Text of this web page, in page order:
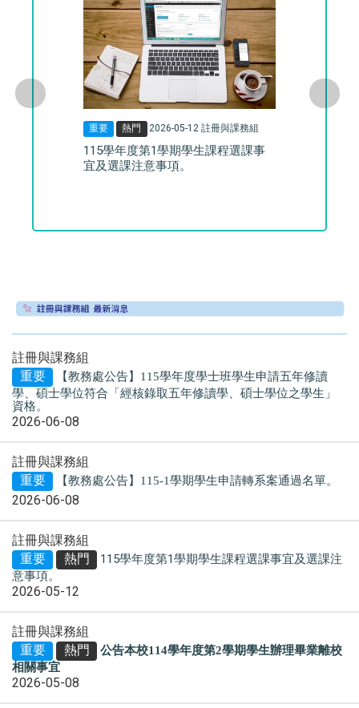
重要 熱門 2026-05-12 註冊與課務組
115學年度第1學期學生課程選課事
宜及選課注意事項。
註冊與課務組
重要
【教務處公告】115學年度學士班學生申請五年修讀
學、碩士學位符合「經核錄取五年修讀學、碩士學位之學生 」
資格。
2026-06-08
註冊與課務組
重要
【教務處公告】115-1學期學生申請轉系案通過名單。
2026-06-08
註冊與課務組
重要
熱門
115學年度第1學期學生課程選課事宜及選課注
意事項。
2026-05-12
註冊與課務組
重要
熱門
公告本校114學年度第2學期學生辦理畢業離校
相關事宜
2026-05-08